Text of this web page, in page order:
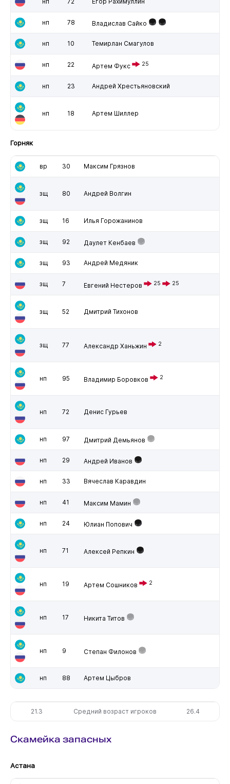
нп 78 Владислав Сайко
нп 10 Темирлан Смагулов
нп 22 Артем Фукс 25
нп 23 Андрей Хрестьяновский
нп 18 Артем Шиллер
Горняк
вр 30 Максим Грязнов
зщ 80 Андрей Волгин
зщ 16 Илья Горожанинов
зщ 92 Даулет Кенбаев
зщ 93 Андрей Медяник
зщ 7 Евгений Нестеров 25 25
зщ 52 Дмитрий Тихонов
зщ 77 Александр Ханьжин 2
нп 95 Владимир Боровков 2
нп 72 Денис Гурьев
нп 97 Дмитрий Демьянов
нп 29 Андрей Иванов
нп 33 Вячеслав Каравдин
нп 41 Максим Мамин
нп 24 Юлиан Попович
нп 71 Алексей Репкин
нп 19 Артем Сошников 2
нп 17 Никита Титов
нп 9 Степан Филонов
нп 88 Артем Цыбров
21.3 Средний возраст игроков 26.4
Скамейка запасных
Астана